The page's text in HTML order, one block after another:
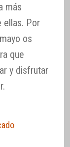
más
ellas. Por
os
que
y disfrutar